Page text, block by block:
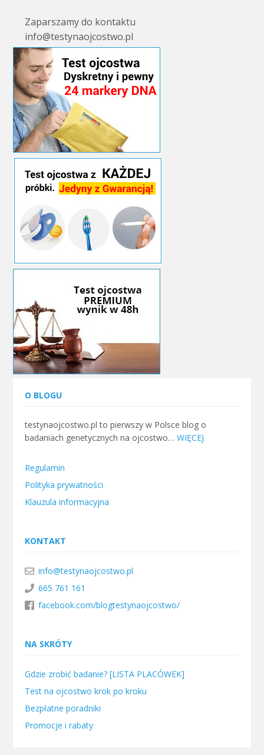
Zaparszamy do kontaktu
info@testynaojcostwo.pl
O BLOGU
testynaojcostwo.pl to pierwszy w Polsce blog o
badaniach genetycznych na ojcostwo…WIĘCEJ
Regulamin
Polityka prywatności
Klauzula informacyjna
KONTAKT
info@testynaojcostwo.pl
665 761 161
facebook.com/blogtestynaojcostwo/
NA SKRÓTY
Gdzie zrobić badanie? [LISTA PLACÓWEK]
Test na ojcostwo krok po kroku
Bezpłatne poradniki
Promocje i rabaty